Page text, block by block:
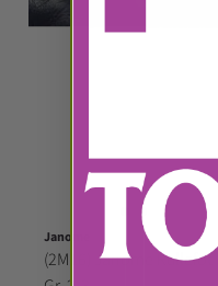
Janome
(2M16) Janome Rullefot